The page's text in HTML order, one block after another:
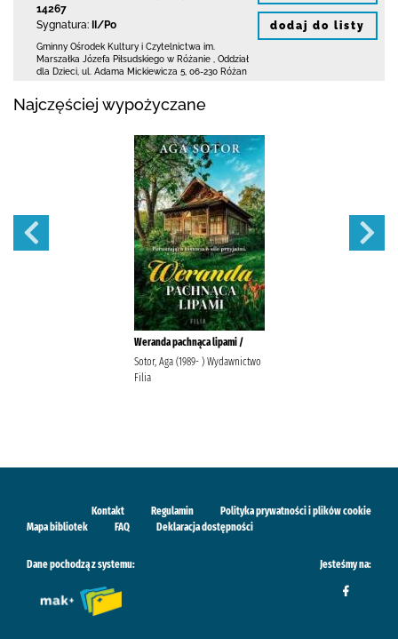
14267
Sygnatura:
II/Po
Gminny Ośrodek Kultury i Czytelnictwa im.
Marszałka Józefa Piłsudskiego w Różanie
Oddział
dla Dzieci, ul. Adama Mickiewicza 5 06-230 Różan
dodaj do listy
Najczęściej wypożyczane
Weranda pachnąca lipami /
Sotor, Aga (1989- ) Wydawnictwo
Filia
Kontakt Regulamin
Polityka prywatności i plików cookie
Mapa bibliotek
FAQ Deklaracja dostępności
Dane pochodzą z systemu: Jesteśmy na: